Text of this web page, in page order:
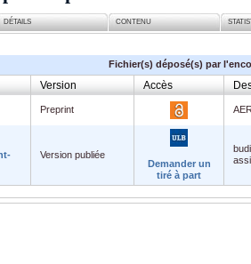
DÉTAILS CONTENU
Fichier(s) déposé(s) par
Version Accès
Preprint
Version publiée
Demander un
tiré à part